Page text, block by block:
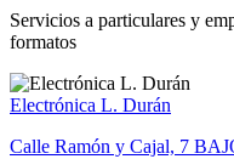
Servicios a particulares y
formatos
Electrónica L. Durán
Calle Ramón y Cajal, 7